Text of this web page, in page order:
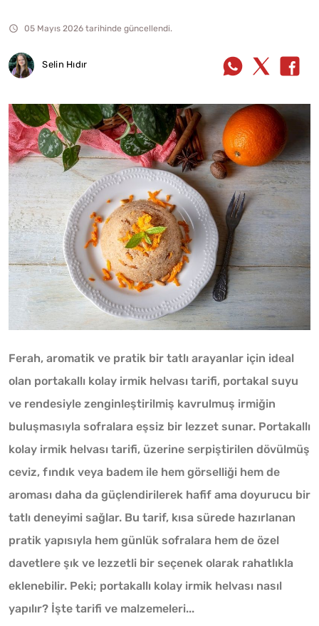
05 Mayıs 2026 tarihinde güncellendi.
Selin Hıdır
Ferah, aromatik ve pratik bir tatlı arayanlar için ideal
olan portakallı kolay irmik helvası tarifi, portakal suyu
ve rendesiyle zenginleştirilmiş kavrulmuş irmiğin
buluşmasıyla sofralara eşsiz bir lezzet sunar. Portakallı
kolay irmik helvası tarifi, üzerine serpiştirilen dövülmüş
ceviz, fındık veya badem ile hem görselliği hem de
aroması daha da güçlendirilerek hafif ama doyurucu bir
tatlı deneyimi sağlar. Bu tarif, kısa sürede hazırlanan
pratik yapısıyla hem günlük sofralara hem de özel
davetlere şık ve lezzetli bir seçenek olarak rahatlıkla
eklenebilir. Peki; portakallı kolay irmik helvası nasıl
yapılır? İşte tarifi ve malzemeleri...